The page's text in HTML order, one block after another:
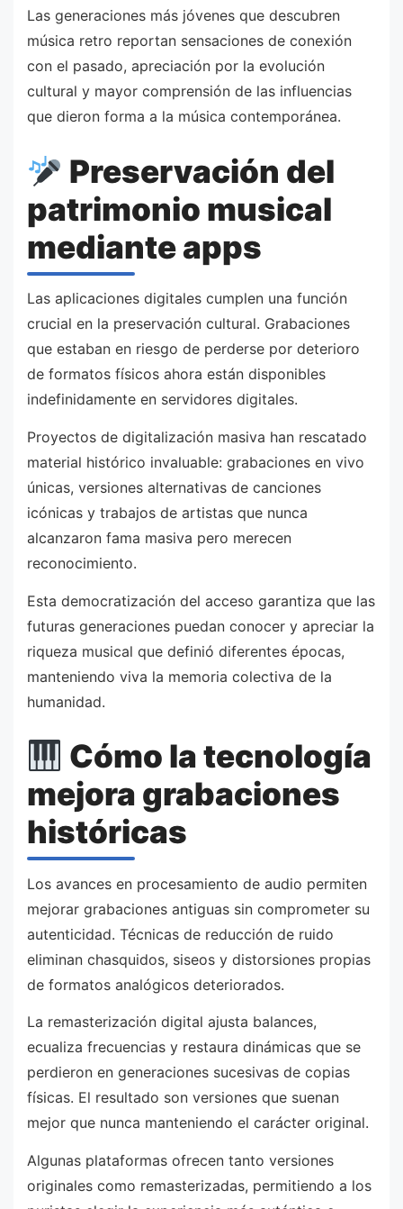
Las generaciones más jóvenes que descubren
música retro reportan sensaciones de conexión
con el pasado, apreciación por la evolución
cultural y mayor comprensión de las influencias
que dieron forma a la música contemporánea.
Preservación del
patrimonio musical
mediante apps
Las aplicaciones digitales cumplen una función
crucial en la preservación cultural. Grabaciones
que estaban en riesgo de perderse por deterioro
de formatos físicos ahora están disponibles
indefinidamente en servidores digitales.
Proyectos de digitalización masiva han rescatado
material histórico invaluable: grabaciones en vivo
únicas, versiones alternativas de canciones
icónicas y trabajos de artistas que nunca
alcanzaron fama masiva pero merecen
reconocimiento.
Esta democratización del acceso garantiza que las
futuras generaciones puedan conocer y apreciar la
riqueza musical que definió diferentes épocas,
manteniendo viva la memoria colectiva de la
humanidad.
Cómo la tecnología
mejora grabaciones
históricas
Los avances en procesamiento de audio permiten
mejorar grabaciones antiguas sin comprometer su
autenticidad. Técnicas de reducción de ruido
eliminan chasquidos, siseos y distorsiones propias
de formatos analógicos deteriorados.
La remasterización digital ajusta balances,
ecualiza frecuencias y restaura dinámicas que se
perdieron en generaciones sucesivas de copias
físicas. El resultado son versiones que suenan
mejor que nunca manteniendo el carácter original.
Algunas plataformas ofrecen tanto versiones
originales como remasterizadas, permitiendo a los